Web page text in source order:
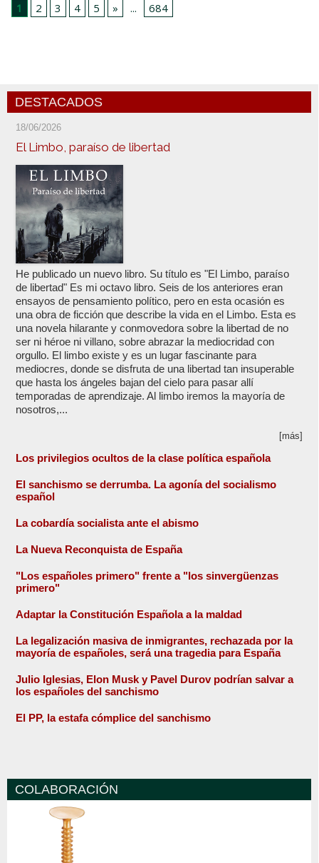
1
2 3 4 5 » ... 684
DESTACADOS
18/06/2026
El Limbo, paraíso de libertad
He publicado un nuevo libro. Su título es "El Limbo, paraíso
de libertad" Es mi octavo libro. Seis de los anteriores eran
ensayos de pensamiento político, pero en esta ocasión es
una obra de ficción que describe la vida en el Limbo. Esta es
una novela hilarante y conmovedora sobre la libertad de no
ser ni héroe ni villano, sobre abrazar la mediocridad con
orgullo. El limbo existe y es un lugar fascinante para
mediocres, donde se disfruta de una libertad tan insuperable
que hasta los ángeles bajan del cielo para pasar allí
temporadas de aprendizaje. Al limbo iremos la mayoría de
nosotros,...
[más]
Los privilegios ocultos de la clase política española
El sanchismo se derrumba. La agonía del socialismo
español
La cobardía socialista ante el abismo
La Nueva Reconquista de España
"Los españoles primero" frente a "los sinvergüenzas
primero"
Adaptar la Constitución Española a la maldad
La legalización masiva de inmigrantes, rechazada por la
mayoría de españoles, será una tragedia para España
Julio Iglesias, Elon Musk y Pavel Durov podrían salvar a
los españoles del sanchismo
El PP, la estafa cómplice del sanchismo
COLABORACIÓN